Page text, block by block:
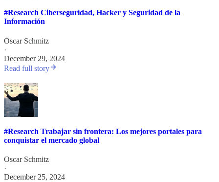
#Research Ciberseguridad, Hacker y Seguridad de la
Información
Oscar Schmitz
·
December 29, 2024
Read full story
#Research Trabajar sin frontera: Los mejores portales para
conquistar el mercado global
Oscar Schmitz
·
December 25, 2024